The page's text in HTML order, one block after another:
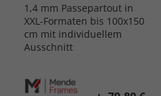
1,4 mm Passepartout in
XXL-Formaten bis 100x150
cm mit individuellem
Ausschnitt